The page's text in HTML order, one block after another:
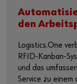
den
Logistics.One
und das
Service zu einem